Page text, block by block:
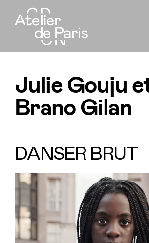
Julie Gouju
Brano Gilan
DANSER BRUT